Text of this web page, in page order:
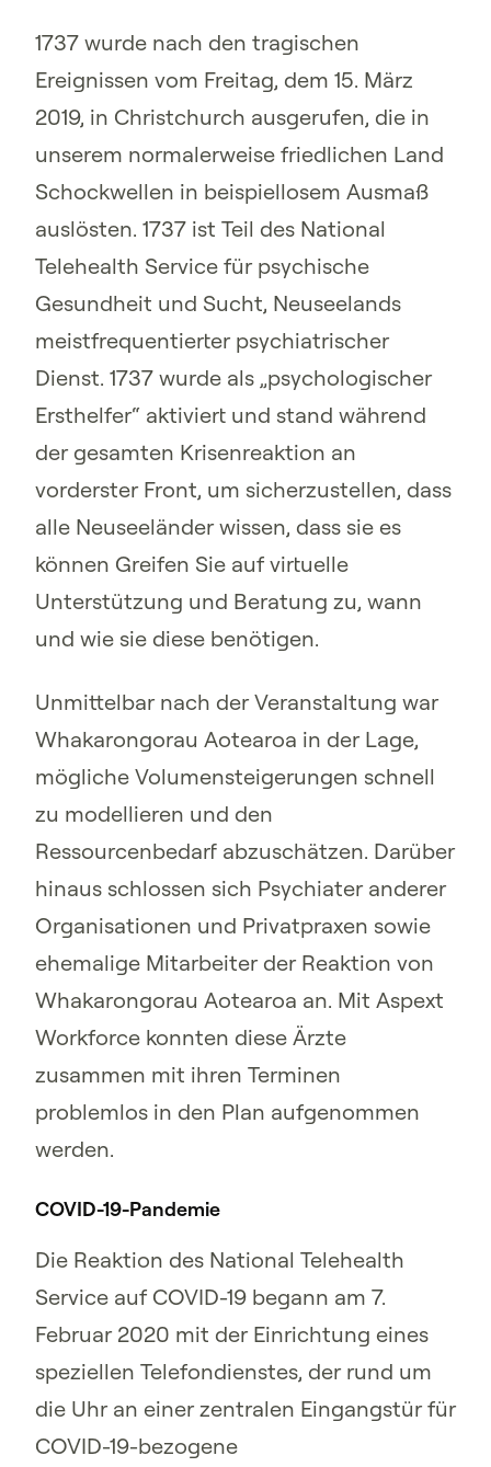
1737 wurde nach den tragischen
Ereignissen vom Freitag, dem 15. März
2019, in Christchurch ausgerufen, die in
unserem normalerweise friedlichen Land
Schockwellen in beispiellosem Ausmaß
auslösten. 1737 ist Teil des National
Telehealth Service für psychische
Gesundheit und Sucht, Neuseelands
meistfrequentierter psychiatrischer
Dienst. 1737 wurde als „psychologischer
Ersthelfer“ aktiviert und stand während
der gesamten Krisenreaktion an
vorderster Front, um sicherzustellen, dass
alle Neuseeländer wissen, dass sie es
können Greifen Sie auf virtuelle
Unterstützung und Beratung zu, wann
und wie sie diese benötigen.
Unmittelbar nach der Veranstaltung war
Whakarongorau Aotearoa in der Lage,
mögliche Volumensteigerungen schnell
zu modellieren und den
Ressourcenbedarf abzuschätzen. Darüber
hinaus schlossen sich Psychiater anderer
Organisationen und Privatpraxen sowie
ehemalige Mitarbeiter der Reaktion von
Whakarongorau Aotearoa an. Mit Aspext
Workforce konnten diese Ärzte
zusammen mit ihren Terminen
problemlos in den Plan aufgenommen
werden.
COVID-19-Pandemie
Die Reaktion des National Telehealth
Service auf COVID-19 begann am 7.
Februar 2020 mit der Einrichtung eines
speziellen Telefondienstes, der rund um
die Uhr an einer zentralen Eingangstür für
COVID-19-bezogene